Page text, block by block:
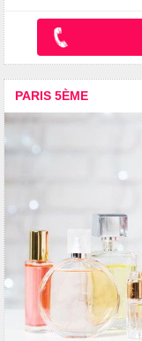
PARIS 5ÈME